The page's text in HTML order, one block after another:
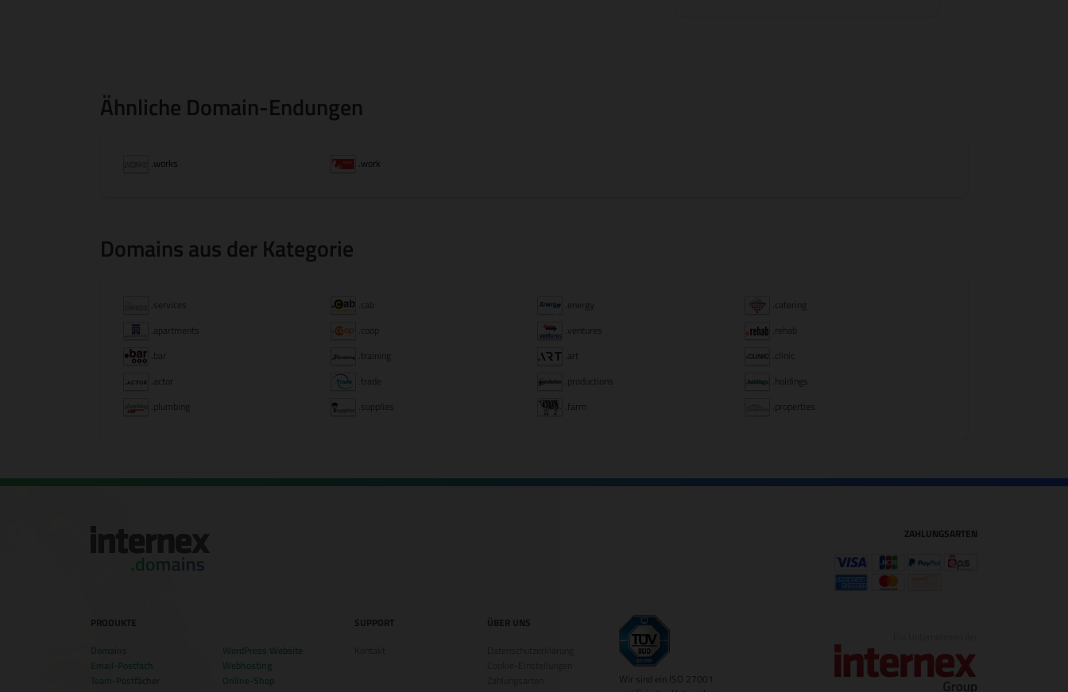
Ähnliche Domain-Endungen
.works .work
Domains aus der Kategorie
.services .cab .energy
.catering
.apartments
.coop .ventures
.rehab
.bar
.training .art
.clinic
.actor
.trade .productions
.holdings
.plumbing
.supplies .farm .properties
PRODUKTE
Domains
Email-Postfach
Team-Postfächer
WordPress Website
Webhosting
Online-Shop
SUPPORT
ÜBER UNS
Wir sind ein ISO 27001
ZAHLUNGSARTEN